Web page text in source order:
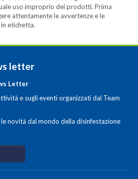
uso improprio dei prodotti. Prima
attentamente le avvertenze e le
etichetta.
letter
Letter
e sugli eventi organizzati dal Team
novità dal mondo della disinfestazione